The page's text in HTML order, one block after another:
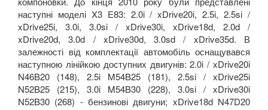
наступні моделі X3 E83: 2.0i / xDrive20i, 2.5i, 2.5si /
xDrive25i, 3.0i, 3.0si / xDrive30i, xDrive18d, 2.0d /
xDrive20d, 3.0d / xDrive30d, 3.0sd / xDrive35d. В
залежності від комплектації автомобіль оснащувався
наступною лінійкою доступних двигунів: 2.0i / xDrive20i
N46B20 (148), 2.5i M54B25 (181), 2.5si / xDrive25i
N52B25 (215), 3.0i M54B30 (228), 3.0si / xDrive30i
N52B30 (268) - бензинові двигуни; xDrive18d N47D20